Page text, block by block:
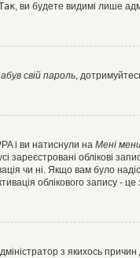
, ви будете видимі лише
свій пароль,
і ви натиснули на Мені
облікові
чи ні. Якщо вам було
облікового запису -
з якихось